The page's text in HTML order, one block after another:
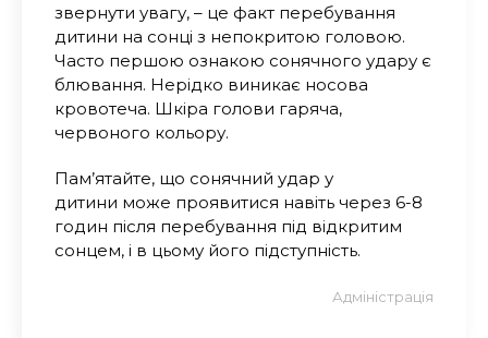
звернути увагу, – це факт перебування
дитини на сонці з непокритою головою.
Часто першою ознакою сонячного удару є
блювання. Нерідко виникає носова
кровотеча. Шкіра голови гаряча,
червоного кольору.
Пам’ятайте, що сонячний удар у
дитини може проявитися навіть через 6-8
годин після перебування під відкритим
сонцем, і в цьому його підступність.
Адміністрація